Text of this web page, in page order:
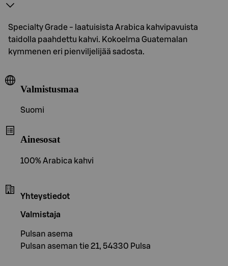
Specialty Grade - laatuisista Arabica kahvipavuista
taidolla paahdettu kahvi. Kokoelma Guatemalan
kymmenen eri pienviljelijää sadosta.
Valmistusmaa
Suomi
Ainesosat
100% Arabica kahvi
Yhteystiedot
Valmistaja
Pulsan asema
Pulsan aseman tie 21, 54330 Pulsa